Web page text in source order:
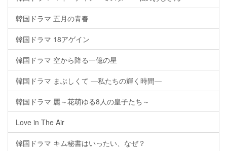
韓国ドラマ 五月の青春
韓国ドラマ 18アゲイン
韓国ドラマ 空から降る一億の星
韓国ドラマ まぶしくて ―私たちの輝く時間―
韓国ドラマ 麗～花萌ゆる8人の皇子たち～
Love in The Air
韓国ドラマ キム秘書はいったい、なぜ？